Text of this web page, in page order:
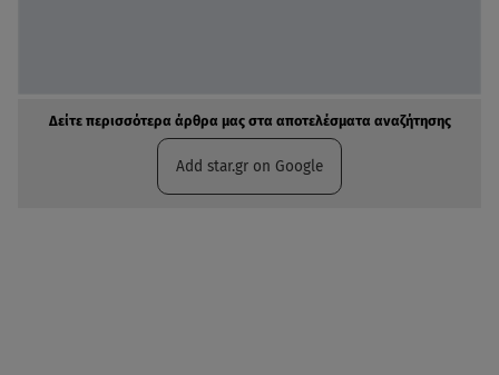
Δείτε περισσότερα άρθρα μας στα αποτελέσματα αναζήτησης
Add star.gr on Google